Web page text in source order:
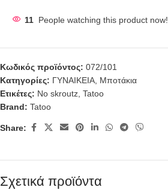
11 People watching this product now!
Κωδικός προϊόντος: 072/101
Κατηγορίες: ΓΥΝΑΙΚΕΙΑ Μποτάκια
Ετικέτες: No skroutz Tatoo
Brand: Tatoo
Share:
Σχετικά προϊόντα